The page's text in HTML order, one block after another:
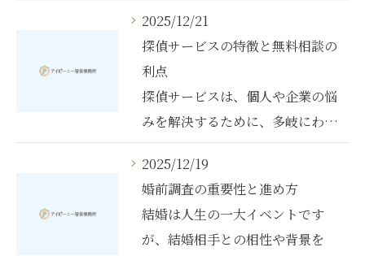
2025/12/21
探偵サービスの特徴と無料相談の
利点
探偵サービスは、個人や企業の悩
みを解決するために、多岐にわ…
2025/12/19
婚前調査の重要性と進め方
結婚は人生の一大イベントです
が、結婚相手との相性や背景を